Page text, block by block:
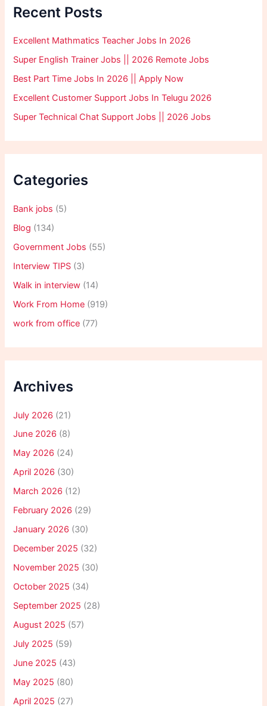
Recent Posts
Excellent Mathmatics Teacher Jobs In 2026
Super English Trainer Jobs || 2026 Remote Jobs
Best Part Time Jobs In 2026 || Apply Now
Excellent Customer Support Jobs In Telugu 2026
Super Technical Chat Support Jobs || 2026 Jobs
Categories
Bank jobs (5)
Blog (134)
Government Jobs (55)
Interview TIPS (3)
Walk in interview (14)
Work From Home (919)
work from office (77)
Archives
July 2026 (21)
June 2026 (8)
May 2026 (24)
April 2026 (30)
March 2026 (12)
February 2026 (29)
January 2026 (30)
December 2025 (32)
November 2025 (30)
October 2025 (34)
September 2025 (28)
August 2025 (57)
July 2025 (59)
June 2025 (43)
May 2025 (80)
April 2025 (27)